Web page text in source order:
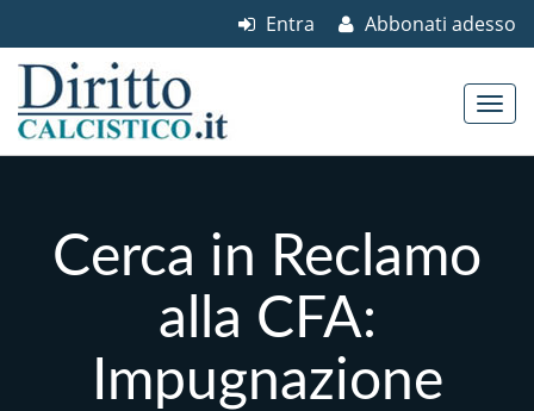
Abbonati adesso
Entra
Cerca in Reclamo
alla CFA:
Impugnazione